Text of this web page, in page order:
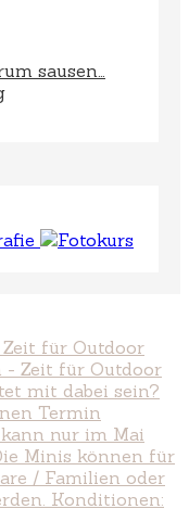
sausen…
für Outdoor